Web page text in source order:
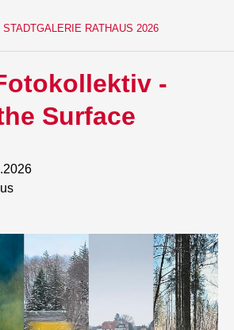
RATHAUS 2026
-
Surface